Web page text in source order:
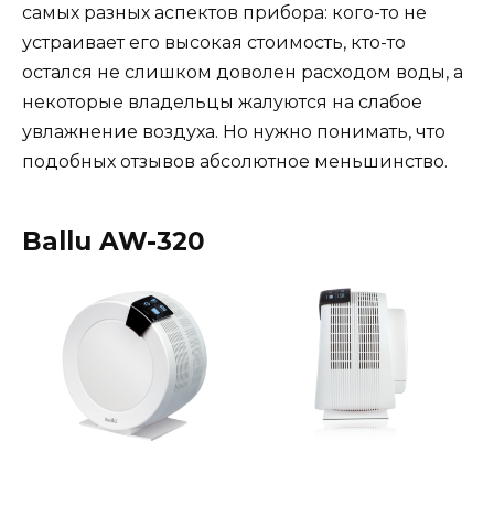
самых разных аспектов прибора: кого-то не
устраивает его высокая стоимость, кто-то
остался не слишком доволен расходом воды, а
некоторые владельцы жалуются на слабое
увлажнение воздуха. Но нужно понимать, что
подобных отзывов абсолютное меньшинство.
Ballu AW-320